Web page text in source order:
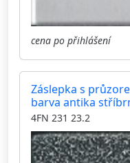
cena po přihlášení
Záslepka s
barva antika
4FN 231 23.2